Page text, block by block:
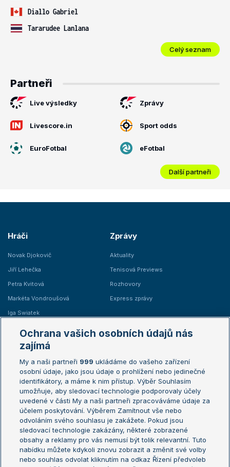
Diallo Gabriel
Tararudee Lanlana
Celý seznam
Partneři
Live výsledky Zprávy
Livescore.in Sport odds
EuroFotbal eFotbal
Další partneři
Hráči
Novak Djokovič
Jiří Lehečka
Petra Kvitová
Markéta Vondroušová
Iga Swiatek
Zprávy
Aktuality
Tenisová Previews
Rozhovory
Express zprávy
Žebříčky
Žebříček ATP (muži)
Žebříček WTA (ženy)
Sázkařský žebříček
Australian Open
French Open
Wimbledon
US Open
Turnaj mistrů
Turnaj mistryň
Aktualní trendy
Ochrana vašich osobních údajů nás
zajímá
My a naši partneři 999 ukládáme do vašeho zařízení
osobní údaje, jako jsou údaje o prohlížení nebo jedinečné
identifikátory, a máme k nim přístup. Výběr Souhlasím
umožňuje, aby sledovací technologie podporovaly účely
uvedené v části My a naši partneři zpracováváme údaje za
účelem poskytování. Výběrem Zamítnout vše nebo
odvoláním svého souhlasu je zakážete. Pokud jsou
sledovací technologie zakázány, některé zobrazené
obsahy a reklamy pro vás nemusí být tolik relevantní. Tuto
nabídku můžete kdykoli znovu zobrazit a změnit své volby
nebo souhlas odvolat kliknutím na odkaz Řízení předvoleb